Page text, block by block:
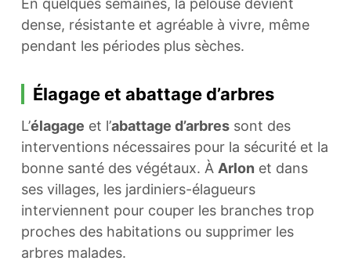
En quelques semaines, la pelouse devient
dense, résistante et agréable à vivre, même
pendant les périodes plus sèches.
Élagage et abattage d’arbres
L’élagage et l’abattage d’arbressont des
interventions nécessaires pour la sécurité et la
bonne santé des végétaux. À Arlon et dans
ses villages, les jardiniers-élagueurs
interviennent pour couper les branches trop
proches des habitations ou supprimer les
arbres malades.